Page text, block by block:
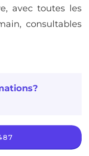
avec toutes les
consultables